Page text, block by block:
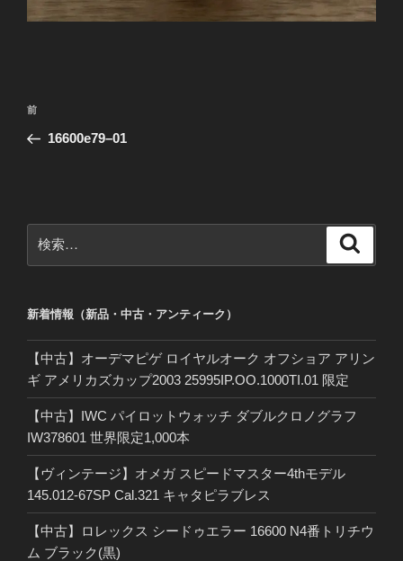
投
ナ
ー
シ
前
の
前
16600e79–01
索:
新着情報（新品・中古・アンティーク）
【中古】オーデマピゲ ロイヤルオーク オフショア アリン
ギ アメリカズカップ2003 25995IP.OO.1000TI.01 限定
【中古】IWC パイロットウォッチ ダブルクロノグラフ
IW378601 世界限定1,000本
【ヴィンテージ】オメガ スピードマスター4thモデル
145.012-67SP Cal.321 キャタピラブレス
【中古】ロレックス シードゥエラー 16600 N4番トリチウ
ム ブラック(黒)